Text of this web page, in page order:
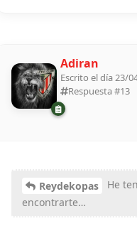
Adiran
Escrito el día 23/
Respuesta #13
Reydekopas
He
encontrarte…